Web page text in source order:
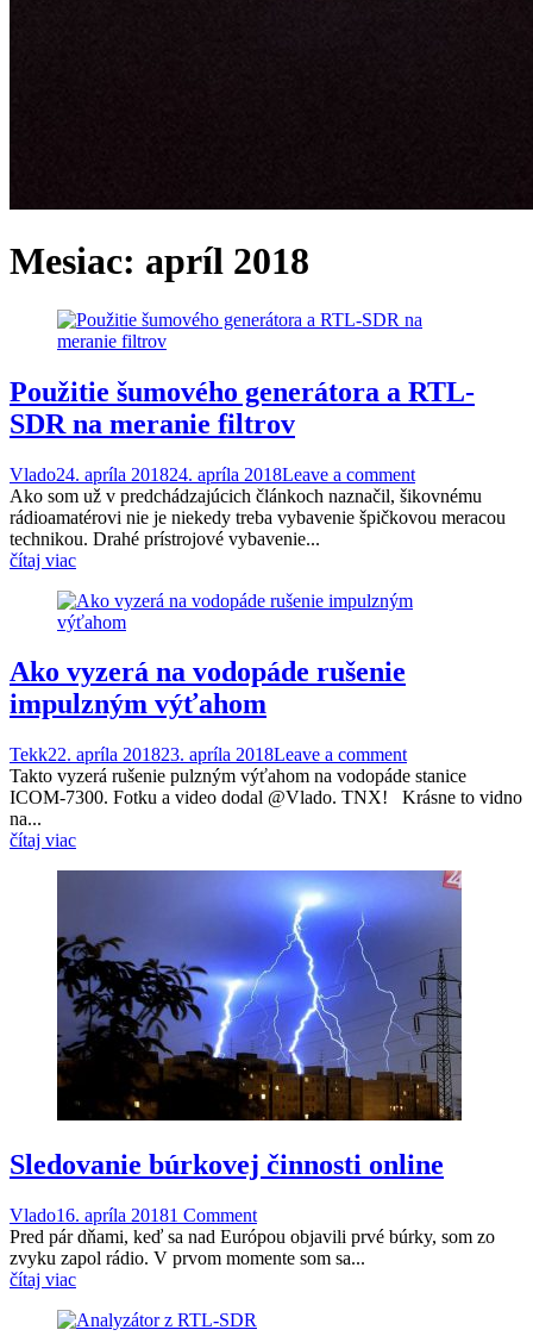
Mesiac: apríl 2018
Použitie šumového generátora a RTL-
SDR na meranie filtrov
Vlado24. apríla 201824. apríla 2018Leave a comment
Ako som už v predchádzajúcich článkoch naznačil, šikovnému
rádioamatérovi nie je niekedy treba vybavenie špičkovou meracou
technikou. Drahé prístrojové vybavenie...
čítaj viac
Ako vyzerá na vodopáde rušenie
impulzným výťahom
Tekk22. apríla 201823. apríla 2018Leave a comment
Takto vyzerá rušenie pulzným výťahom na vodopáde stanice
ICOM-7300. Fotku a video dodal @Vlado. TNX! Krásne to vidno
na...
čítaj viac
Sledovanie búrkovej činnosti online
Vlado16. apríla 20181 Comment
Pred pár dňami, keď sa nad Európou objavili prvé búrky, som zo
zvyku zapol rádio. V prvom momente som sa...
čítaj viac